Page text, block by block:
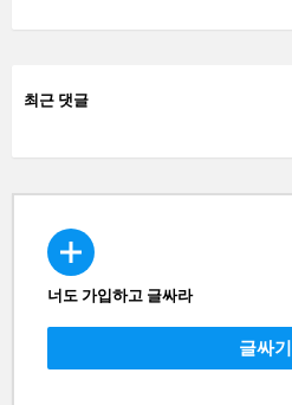
최근 댓글
CREATE
너도 가입하고 글싸라
글싸기